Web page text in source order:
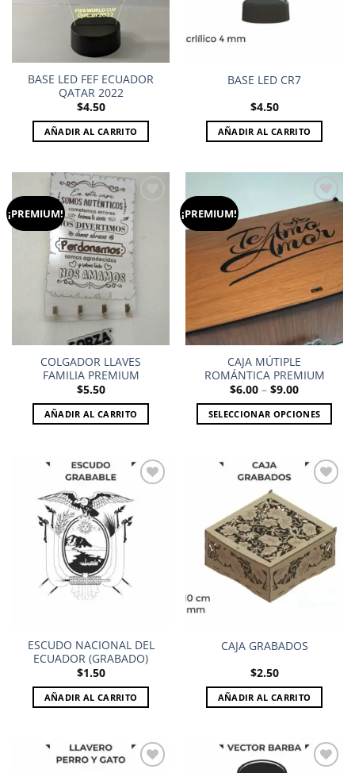
BASE LED FEF ECUADOR
QATAR 2022
$4.50
AÑADIR AL CARRITO
BASE LED CR7
$4.50
AÑADIR AL CARRITO
¡PREMIUM!
Add to
wishlist
COLGADOR LLAVES
FAMILIA PREMIUM
$5.50
AÑADIR AL CARRITO
¡PREMIUM!
Add to
wishlist
CAJA MÚTIPLE
ROMÁNTICA PREMIUM
$6.00 – $9.00Price
$6.00
through
SELECCIONAR OPCIONES
tiene
múltiples
variantes.
Las
opciones
se
pueden
elegir
en
de
producto
Add to
ESCUDO NACIONAL DEL
ECUADOR (GRABADO)
$1.50
AÑADIR AL CARRITO
Add to
wishlist
CAJA GRABADOS
$2.50
AÑADIR AL CARRITO